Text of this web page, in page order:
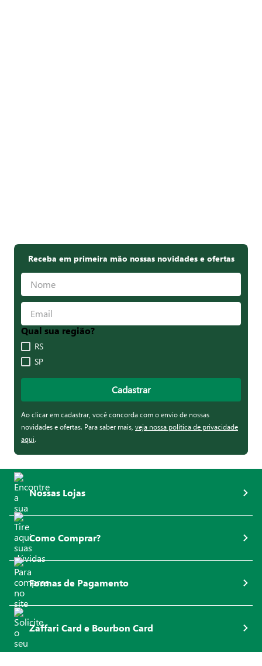
Receba em primeira mão nossas novidades e ofertas
Qual sua região?
RS
SP
Cadastrar
Ao clicar em cadastrar, você concorda com o envio de nossas
novidades e ofertas. Para saber mais, veja nossa política de privacidade
aqui.
Nossas Lojas
Como Comprar?
Formas de Pagamento
Zaffari Card e Bourbon Card